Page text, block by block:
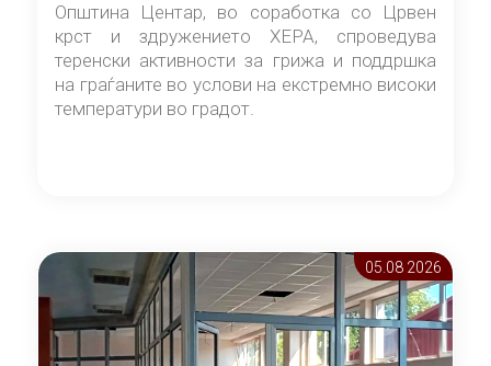
Општина Центар, во соработка со Црвен
крст и здружението ХЕРА, спроведува
теренски активности за грижа и поддршка
на граѓаните во услови на екстремно високи
температури во градот.
05.08 2026